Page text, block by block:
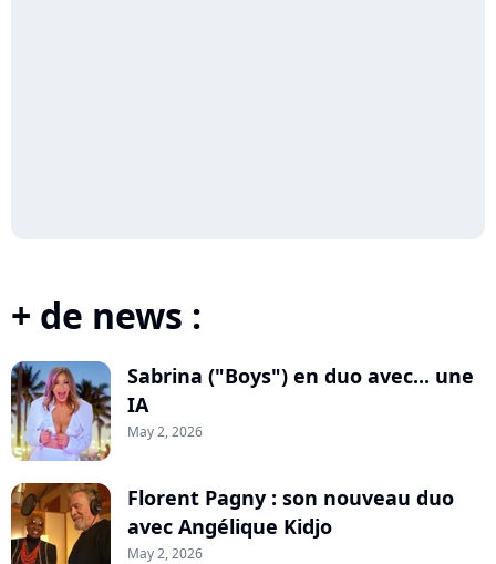
+ de news :
Sabrina ("Boys") en duo avec... une
IA
May 2, 2026
Florent Pagny : son nouveau duo
avec Angélique Kidjo
May 2, 2026